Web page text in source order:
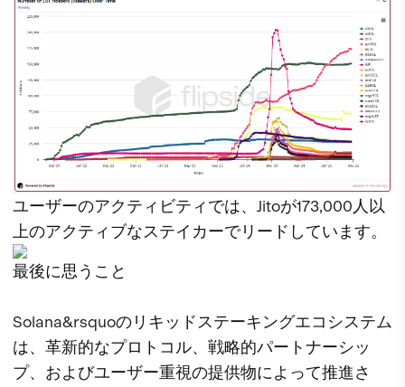
ユーザーのアクティビティでは、Jitoが173,000人以
上のアクティブなステイカーでリードしています。
最後に思うこと
Solana&rsquoのリキッドステーキングエコシステム
は、革新的なプロトコル、戦略的パートナーシッ
プ、およびユーザー重視の提供物によって推進さ